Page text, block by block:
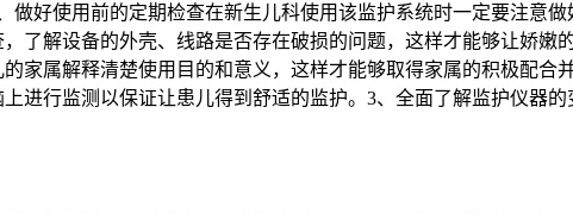
好使用前的定期检查在新生儿科使用该监护系统时一定要注意
了解设备的外壳、线路是否存在破损的问题，这样才能够让娇嫩
家属解释清楚使用目的和意义，这样才能够取得家属的积极配
进行监测以保证让患儿得到舒适的监护。3、全面了解监护仪器